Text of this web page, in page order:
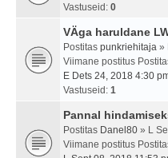
Vastuseid: 0
VÄga haruldane
Postitas punkriehitaja »
Viimane postitus
E Dets 24, 2018 4:30
Vastuseid: 1
Pannal
Postitas Danel80 » L
Viimane postitus